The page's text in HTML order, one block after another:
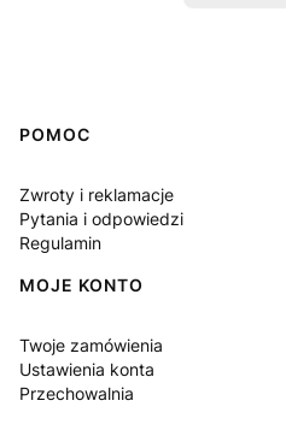
Linki w stopce
POMOC
Zwroty i reklamacje
Pytania i odpowiedzi
Regulamin
MOJE KONTO
Twoje zamówienia
Ustawienia konta
Przechowalnia